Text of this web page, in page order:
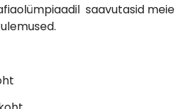
saavutasid meie